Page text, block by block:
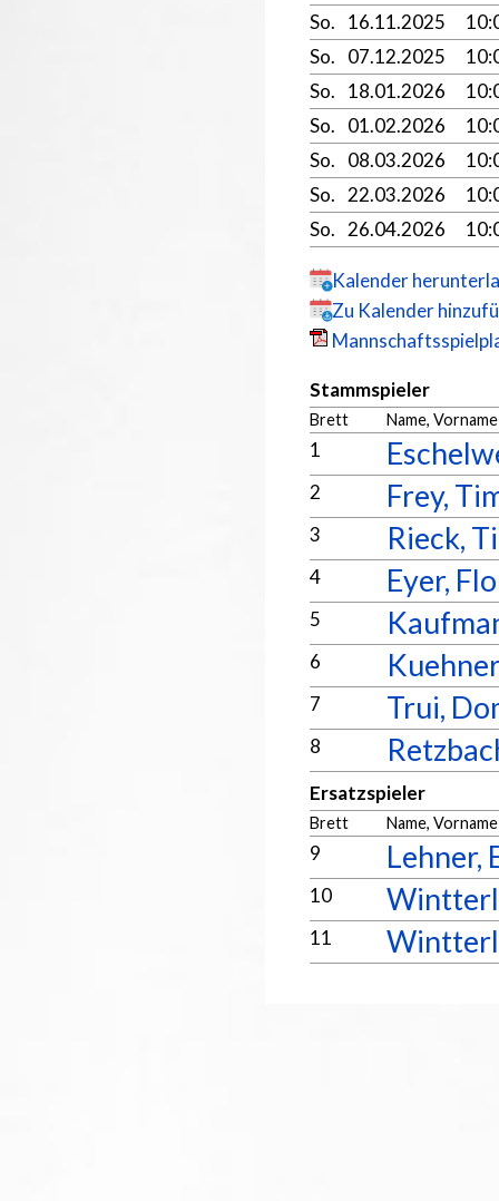
So.
16.11.2025
So.
07.12.2025
So.
18.01.2026
So.
01.02.2026
So.
08.03.2026
So.
22.03.2026
So.
26.04.2026
Kalender
Zu Kalender
Stammspieler
Brett Name, Vorname
1
2 Frey,
3 Rieck,
4 Eyer,
5
6
7 Trui,
8
Ersatzspieler
Brett Name, Vorname
9 Lehner,
10
11